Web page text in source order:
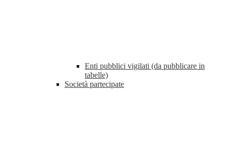
Enti pubblici vigilati (da pubblicare in
tabelle)
Società partecipate